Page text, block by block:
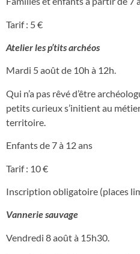
Tarif : 5 €
Atelier les p’tits archéos
Mardi 5 août de 10h à 12h.
Qui n’a pas rêvé d’être
petits curieux s’initient au
territoire.
Enfants de 7 à 12 ans
Tarif : 10 €
Inscription obligatoire (places
Vannerie sauvage
Vendredi 8 août à 15h30.